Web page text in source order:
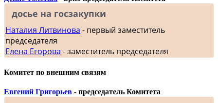
досье на госзакупки
Наталия Литвинова - первый заместитель
председателя
Елена Егорова - заместитель председателя
Комитет по внешним связям
Евгений Григорьев - председатель Комитета